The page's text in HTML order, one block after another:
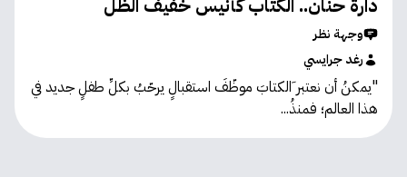
دارة حنان.. الكتاب كأنيس خفيف الظل
وجهة نظر
رغد جرايسي
"يمكنُ أن نعتبر َالكتابَ موظّفَ استقبالٍ يرحّبُ بكلِّ طفلٍ جديد في
هذا العالم؛ فمنذُ...